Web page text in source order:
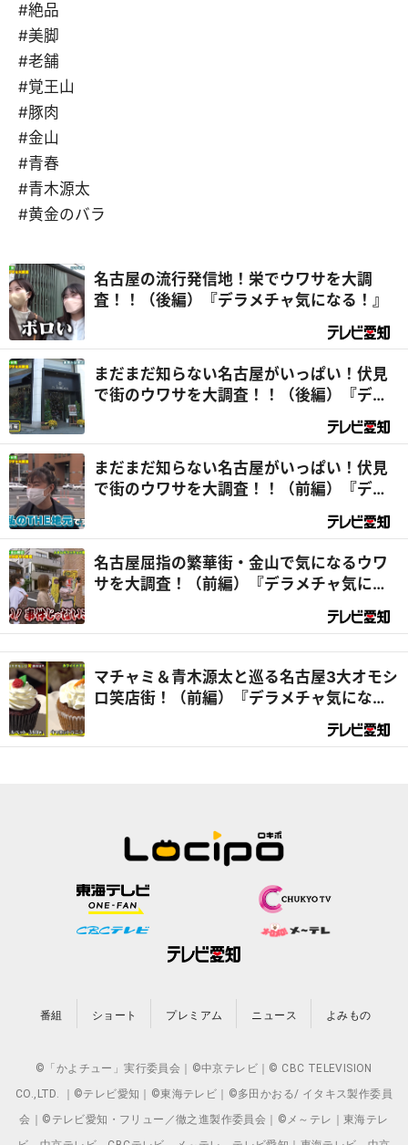
#絶品
#美脚
#老舗
#覚王山
#豚肉
#金山
#青春
#青木源太
#黄金のバラ
名古屋の流行発信地！栄でウワサを大調
査！！（後編）『デラメチャ気になる！』
まだまだ知らない名古屋がいっぱい！伏見
で街のウワサを大調査！！（後編）『デラ
まだまだ知らない名古屋がいっぱい！伏見
で街のウワサを大調査！！（前編）『デラ
名古屋屈指の繁華街・金山で気になるウワ
サを大調査！（前編）『デラメチャ気にな
マチャミ＆青木源太と巡る名古屋3大オモシ
ロ笑店街！（前編）『デラメチャ気にな
番組 ショート プレミアム ニュース よみもの
©「かよチュー」実行委員会｜©中京テレビ｜© CBC TELEVISION
CO.,LTD. ｜©テレビ愛知｜©東海テレビ｜©多田かおる/ イタキス製作委員
会｜©テレビ愛知・フリュー／徹之進製作委員会｜©メ～テレ｜東海テレ